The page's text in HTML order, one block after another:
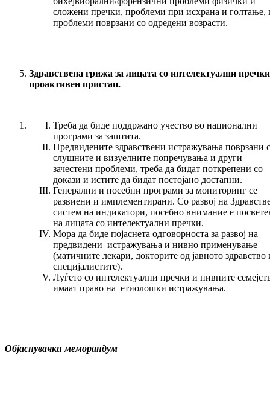
сложени пречки, проблеми при исхрана и голтање,
проблеми поврзани со одредени возрасти.
Здравствена грижа за лицата со интелектуални
проактивен пристап.
Треба да биде поддржано учество во национални
програми за заштита.
Предвидените здравствени истражувања поврзани
слушните и визуелните попречувања и други
зачестени проблеми, треба да бидат поткрепени со
докази и истите да бидат постојано достапни.
Генерални и посебни програми за мониторинг се
развиени и имплементирани. Со развој на
систем на индикатори, посебно внимание е
на лицата со интелектуални пречки.
Мора да биде појаснета одговорноста за развој на
предвидени истражувања и нивно применување
(матичните лекари, докторите од јавното здравство
специјалистите).
Луѓето со интелектуални пречки и нивните
имаат право на етиолошки истражувања.
Објаснувачки меморандум